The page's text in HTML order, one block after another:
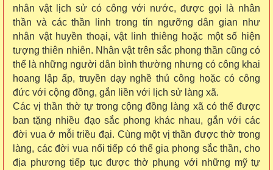
nhân vật lịch sử có công với nước, được gọi là nhân
thần và các thần linh trong tín ngưỡng dân gian như
nhân vật huyền thoại, vật linh thiêng hoặc một số hiện
tượng thiên nhiên. Nhân vật trên sắc phong thần cũng có
thể là những người dân bình thường nhưng có công khai
hoang lập ấp, truyền dạy nghề thủ công hoặc có công
đức với cộng đồng, gắn liền với lịch sử làng xã.
Các vị thần thờ tự trong cộng đồng làng xã có thể được
ban tặng nhiều đạo sắc phong khác nhau, gắn với các
đời vua ở mỗi triều đại. Cùng một vị thần được thờ trong
làng, các đời vua nối tiếp có thể gia phong sắc thần, cho
địa phương tiếp tục được thờ phụng với những mỹ tự